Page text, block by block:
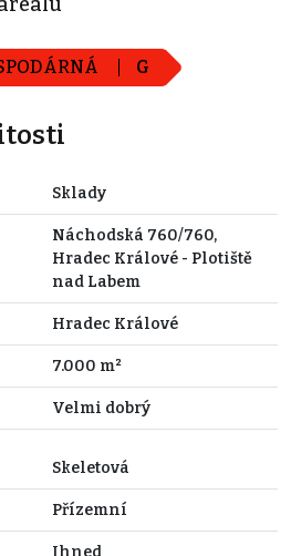
G
Sklady
Náchodská 760/760,
Hradec Králové - Plotiště
nad Labem
Hradec Králové
7.000 m²
Velmi dobrý
Skeletová
Přízemní
Ihned